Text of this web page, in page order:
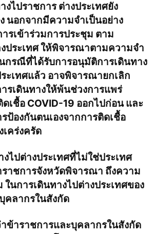
ไปราชการ ต่างประเทศยัง
นอกจากมีความจําเป็นอย่าง
รเข้าร่วมการประชุม ตาม
ประเทศ ให้พิจารณาตามความจํา
กรณีที่ได้รับการอนุมัติการเดินทาง
ะเทศแล้ว อาจพิจารณายกเลิก
ารเดินทางให้พ้นช่วงการแพร่
ดเชื้อ COVID-19 ออกไปก่อน และ
ป้องกันตนเองจากการติดเชื้อ
เคร่งครัด
ไปต่างประเทศที่ไม่ใช่ประเทศ
ราชการจังหวัดพิจารณา ถึงความ
ในการเดินทางไปต่างประเทศของ
คลากรในสังกัด
ข้าราชการและบุคลากรในสังกัด